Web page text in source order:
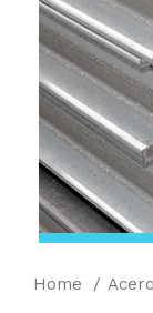
Home Acero